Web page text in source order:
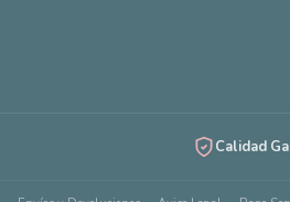
Calidad